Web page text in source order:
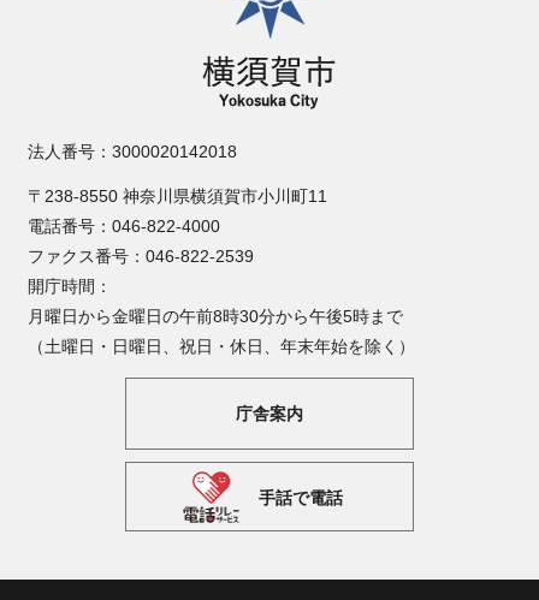
法人番号：3000020142018
〒238-8550 神奈川県横須賀市小川町11
電話番号：046-822-4000
ファクス番号：046-822-2539
開庁時間：
月曜日から金曜日の午前8時30分から午後5時まで
（土曜日・日曜日、祝日・休日、年末年始を除く）
庁舎案内
手話で電話